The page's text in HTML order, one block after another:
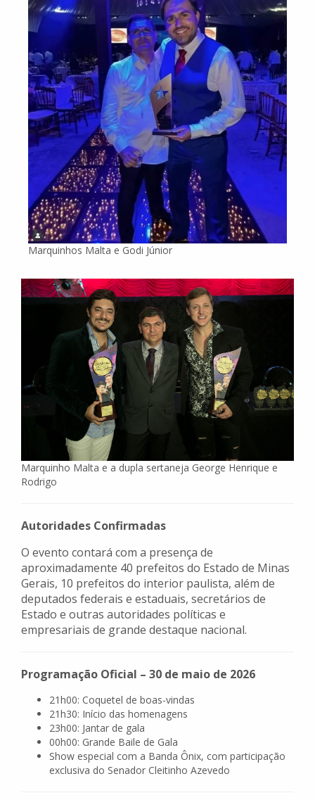
Marquinhos Malta e Godi Júnior
Marquinho Malta e a dupla sertaneja George Henrique e
Rodrigo
Autoridades Confirmadas
O evento contará com a presença de
aproximadamente 40 prefeitos do Estado de Minas
Gerais, 10 prefeitos do interior paulista, além de
deputados federais e estaduais, secretários de
Estado e outras autoridades políticas e
empresariais de grande destaque nacional.
Programação Oficial – 30 de maio de 2026
21h00: Coquetel de boas-vindas
21h30: Início das homenagens
23h00: Jantar de gala
00h00: Grande Baile de Gala
Show especial com a Banda Ônix, com participação
exclusiva do Senador Cleitinho Azevedo